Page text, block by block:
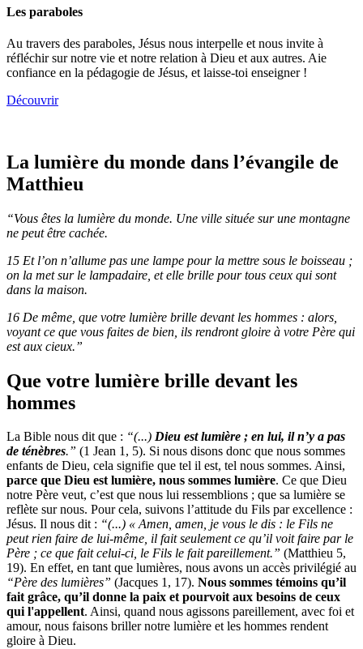
Les paraboles
Au travers des paraboles, Jésus nous interpelle et nous invite à
réfléchir sur notre vie et notre relation à Dieu et aux autres. Aie
confiance en la pédagogie de Jésus, et laisse-toi enseigner !
Découvrir
La lumière du monde dans l’évangile de
Matthieu
“Vous êtes la lumière du monde. Une ville située sur une montagne
ne peut être cachée.
15 Et l’on n’allume pas une lampe pour la mettre sous le boisseau ;
on la met sur le lampadaire, et elle brille pour tous ceux qui sont
dans la maison.
16 De même, que votre lumière brille devant les hommes : alors,
voyant ce que vous faites de bien, ils rendront gloire à votre Père qui
est aux cieux.”
Que votre lumière brille devant les
hommes
La Bible nous dit que : “(...) Dieu est lumière ; en lui, il n’y a pas
de ténèbres.” (1 Jean 1, 5). Si nous disons donc que nous sommes
enfants de Dieu, cela signifie que tel il est, tel nous sommes. Ainsi,
parce que Dieu est lumière, nous sommes lumière. Ce que Dieu
notre Père veut, c’est que nous lui ressemblions ; que sa lumière se
reflète sur nous. Pour cela, suivons l’attitude du Fils par excellence :
Jésus. Il nous dit : “(...) « Amen, amen, je vous le dis : le Fils ne
peut rien faire de lui-même, il fait seulement ce qu’il voit faire par le
Père ; ce que fait celui-ci, le Fils le fait pareillement.” (Matthieu 5,
19). En effet, en tant que lumières, nous avons un accès privilégié au
“Père des lumières” (Jacques 1, 17). Nous sommes témoins qu’il
fait grâce, qu’il donne la paix et pourvoit aux besoins de ceux
qui l'appellent. Ainsi, quand nous agissons pareillement, avec foi et
amour, nous faisons briller notre lumière et les hommes rendent
gloire à Dieu.